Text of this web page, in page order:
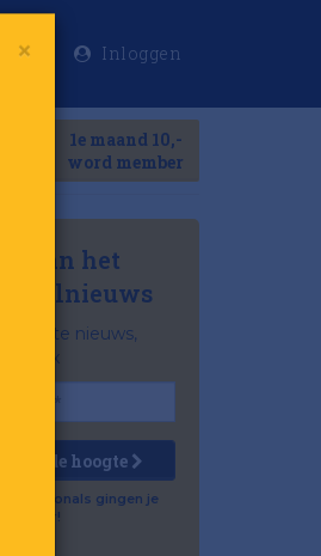
Inloggen
1e maand 10,-
word member
van het
retailnieuws
nieuws,
inbox
op de hoogte
gingen je
voor!